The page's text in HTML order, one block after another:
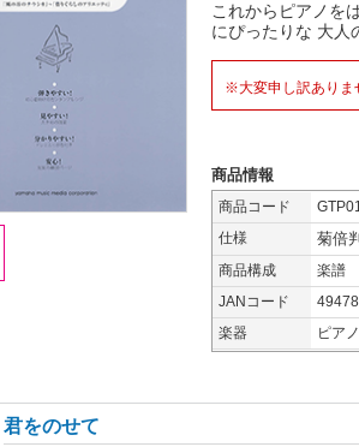
これからピアノを
にぴったりな 大人
※大変申し訳ありま
商品情報
商品コード
仕様
菊倍
商品構成
楽譜
JANコード
楽器
ピアノ
君をのせて